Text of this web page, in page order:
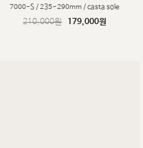
7000-S / 235~290mm / casta sole
210,000원 179,000원